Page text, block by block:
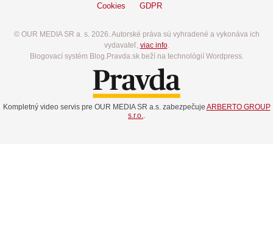
Cookies GDPR
© OUR MEDIA SR a. s. 2026. Autorské práva sú vyhradené a vykonáva ich
vydavateľ, viac info.
Blogovací systém Blog.Pravda.sk beží na technológií Wordpress.
Kompletný video servis pre OUR MEDIA SR a.s. zabezpečuje ARBERTO GROUP
s.r.o..